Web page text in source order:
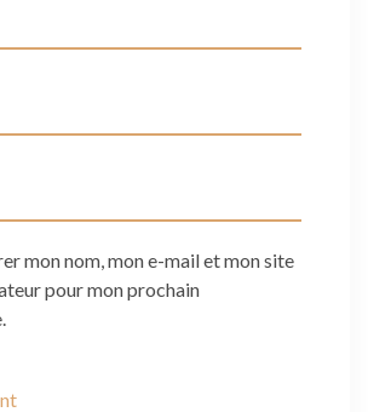
mon nom, mon e-mail et mon site
pour mon prochain